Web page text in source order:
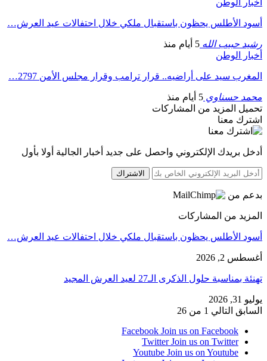
أخبار الوطن
أسود الأطلس يحظون باستقبال ملكي خلال احتفالات عيد العرش…
رشيد حبيب الله 5 أيام منذ
أخبار الوطن
المغرب سيد على أراضيه.. قرار ترامب وقرار مجلس الأمن 2797…
محمد حسناوي 5 أيام منذ
تحميل المزيد من المشاركات
اشترك معنا
أدخل بريدك الإلكتروني واحصل على جديد أخبار الجالية أولا بأول
الاشتراك
بدعم من
المزيد من المشاركات
أسود الأطلس يحظون باستقبال ملكي خلال احتفالات عيد العرش…
أغسطس 2, 2026
تهنئة بمناسبة حلول الذكرى الـ27 لعيد العرش المجيد
يوليو 31, 2026
السابق التالي 1 من 26
Facebook Join us on Facebook
Twitter Join us on Twitter
Youtube Join us on Youtube